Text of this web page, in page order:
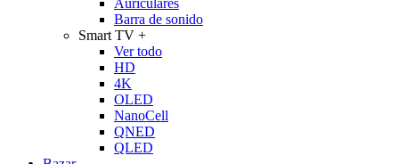
Auriculares
Barra de sonido
Smart TV +
Ver todo
HD
4K
OLED
NanoCell
QNED
QLED